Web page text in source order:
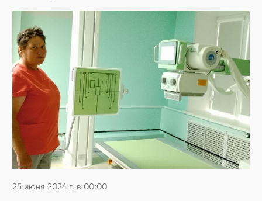
25 июня 2024 г. в 00:00